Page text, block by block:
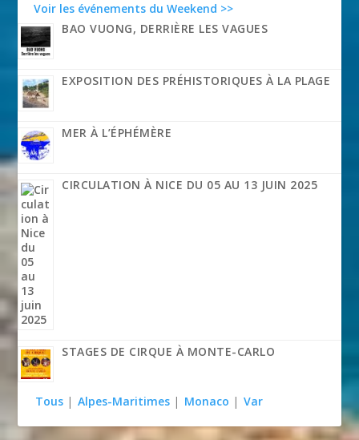
Voir les événements du Weekend >>
BAO VUONG, DERRIÈRE LES VAGUES
EXPOSITION DES PRÉHISTORIQUES À LA PLAGE
MER À L’ÉPHÉMÈRE
CIRCULATION À NICE DU 05 AU 13 JUIN 2025
STAGES DE CIRQUE À MONTE-CARLO
Tous | Alpes-Maritimes | Monaco | Var